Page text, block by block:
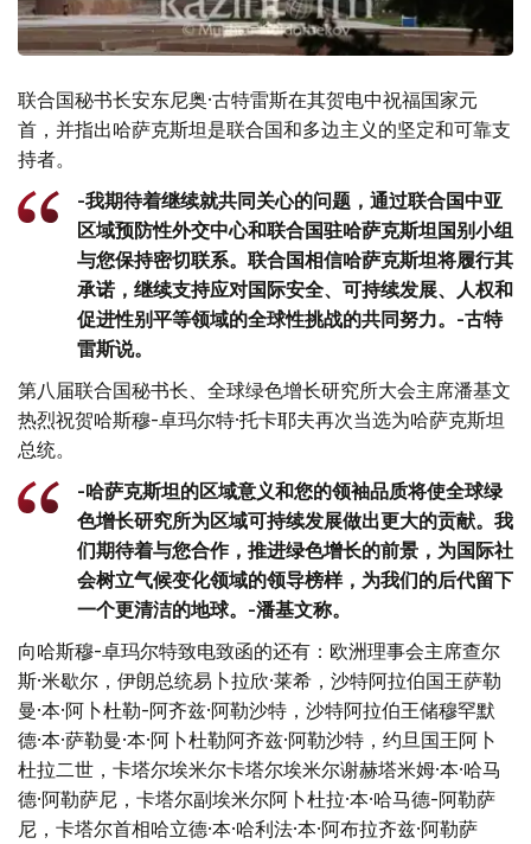
联合国秘书长安东尼奥·古特雷斯在其贺电中祝福国家元
首，并指出哈萨克斯坦是联合国和多边主义的坚定和可靠支
持者。
-我期待着继续就共同关心的问题，通过联合国中亚
区域预防性外交中心和联合国驻哈萨克斯坦国别小组
与您保持密切联系。联合国相信哈萨克斯坦将履行其
承诺，继续支持应对国际安全、可持续发展、人权和
促进性别平等领域的全球性挑战的共同努力。-古特
雷斯说。
第八届联合国秘书长、全球绿色增长研究所大会主席潘基文
热烈祝贺哈斯穆-卓玛尔特·托卡耶夫再次当选为哈萨克斯坦
总统。
-哈萨克斯坦的区域意义和您的领袖品质将使全球绿
色增长研究所为区域可持续发展做出更大的贡献。我
们期待着与您合作，推进绿色增长的前景，为国际社
会树立气候变化领域的领导榜样，为我们的后代留下
一个更清洁的地球。-潘基文称。
向哈斯穆-卓玛尔特致电致函的还有：欧洲理事会主席查尔
斯·米歇尔，伊朗总统易卜拉欣·莱希，沙特阿拉伯国王萨勒
曼·本·阿卜杜勒-阿齐兹·阿勒沙特，沙特阿拉伯王储穆罕默
德·本·萨勒曼·本·阿卜杜勒阿齐兹·阿勒沙特，约旦国王阿卜
杜拉二世，卡塔尔埃米尔卡塔尔埃米尔谢赫塔米姆·本·哈马
德·阿勒萨尼，卡塔尔副埃米尔阿卜杜拉·本·哈马德-阿勒萨
尼，卡塔尔首相哈立德·本·哈利法·本·阿布拉齐兹·阿勒萨